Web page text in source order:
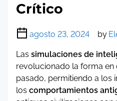
Crítico
agosto 23, 2024 by
Las simulaciones de
revolucionado la forma en
pasado, permitiendo a los
los comportamientos